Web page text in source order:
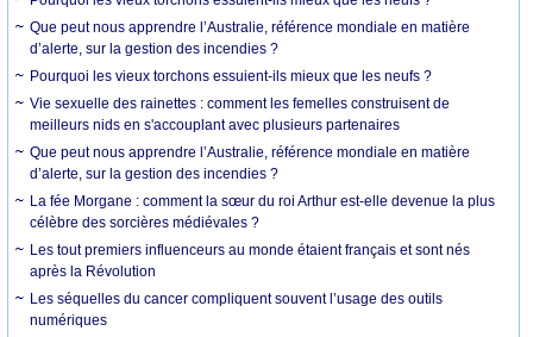
Que peut nous apprendre l’Australie, référence mondiale en matière
d’alerte, sur la gestion des incendies ?
Pourquoi les vieux torchons essuient-ils mieux que les neufs ?
Vie sexuelle des rainettes : comment les femelles construisent de
meilleurs nids en s'accouplant avec plusieurs partenaires
Que peut nous apprendre l’Australie, référence mondiale en matière
d’alerte, sur la gestion des incendies ?
La fée Morgane : comment la sœur du roi Arthur est-elle devenue la plus
célèbre des sorcières médiévales ?
Les tout premiers influenceurs au monde étaient français et sont nés
après la Révolution
Les séquelles du cancer compliquent souvent l’usage des outils
numériques